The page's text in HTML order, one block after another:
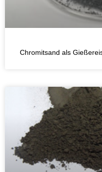
Chromitsand als